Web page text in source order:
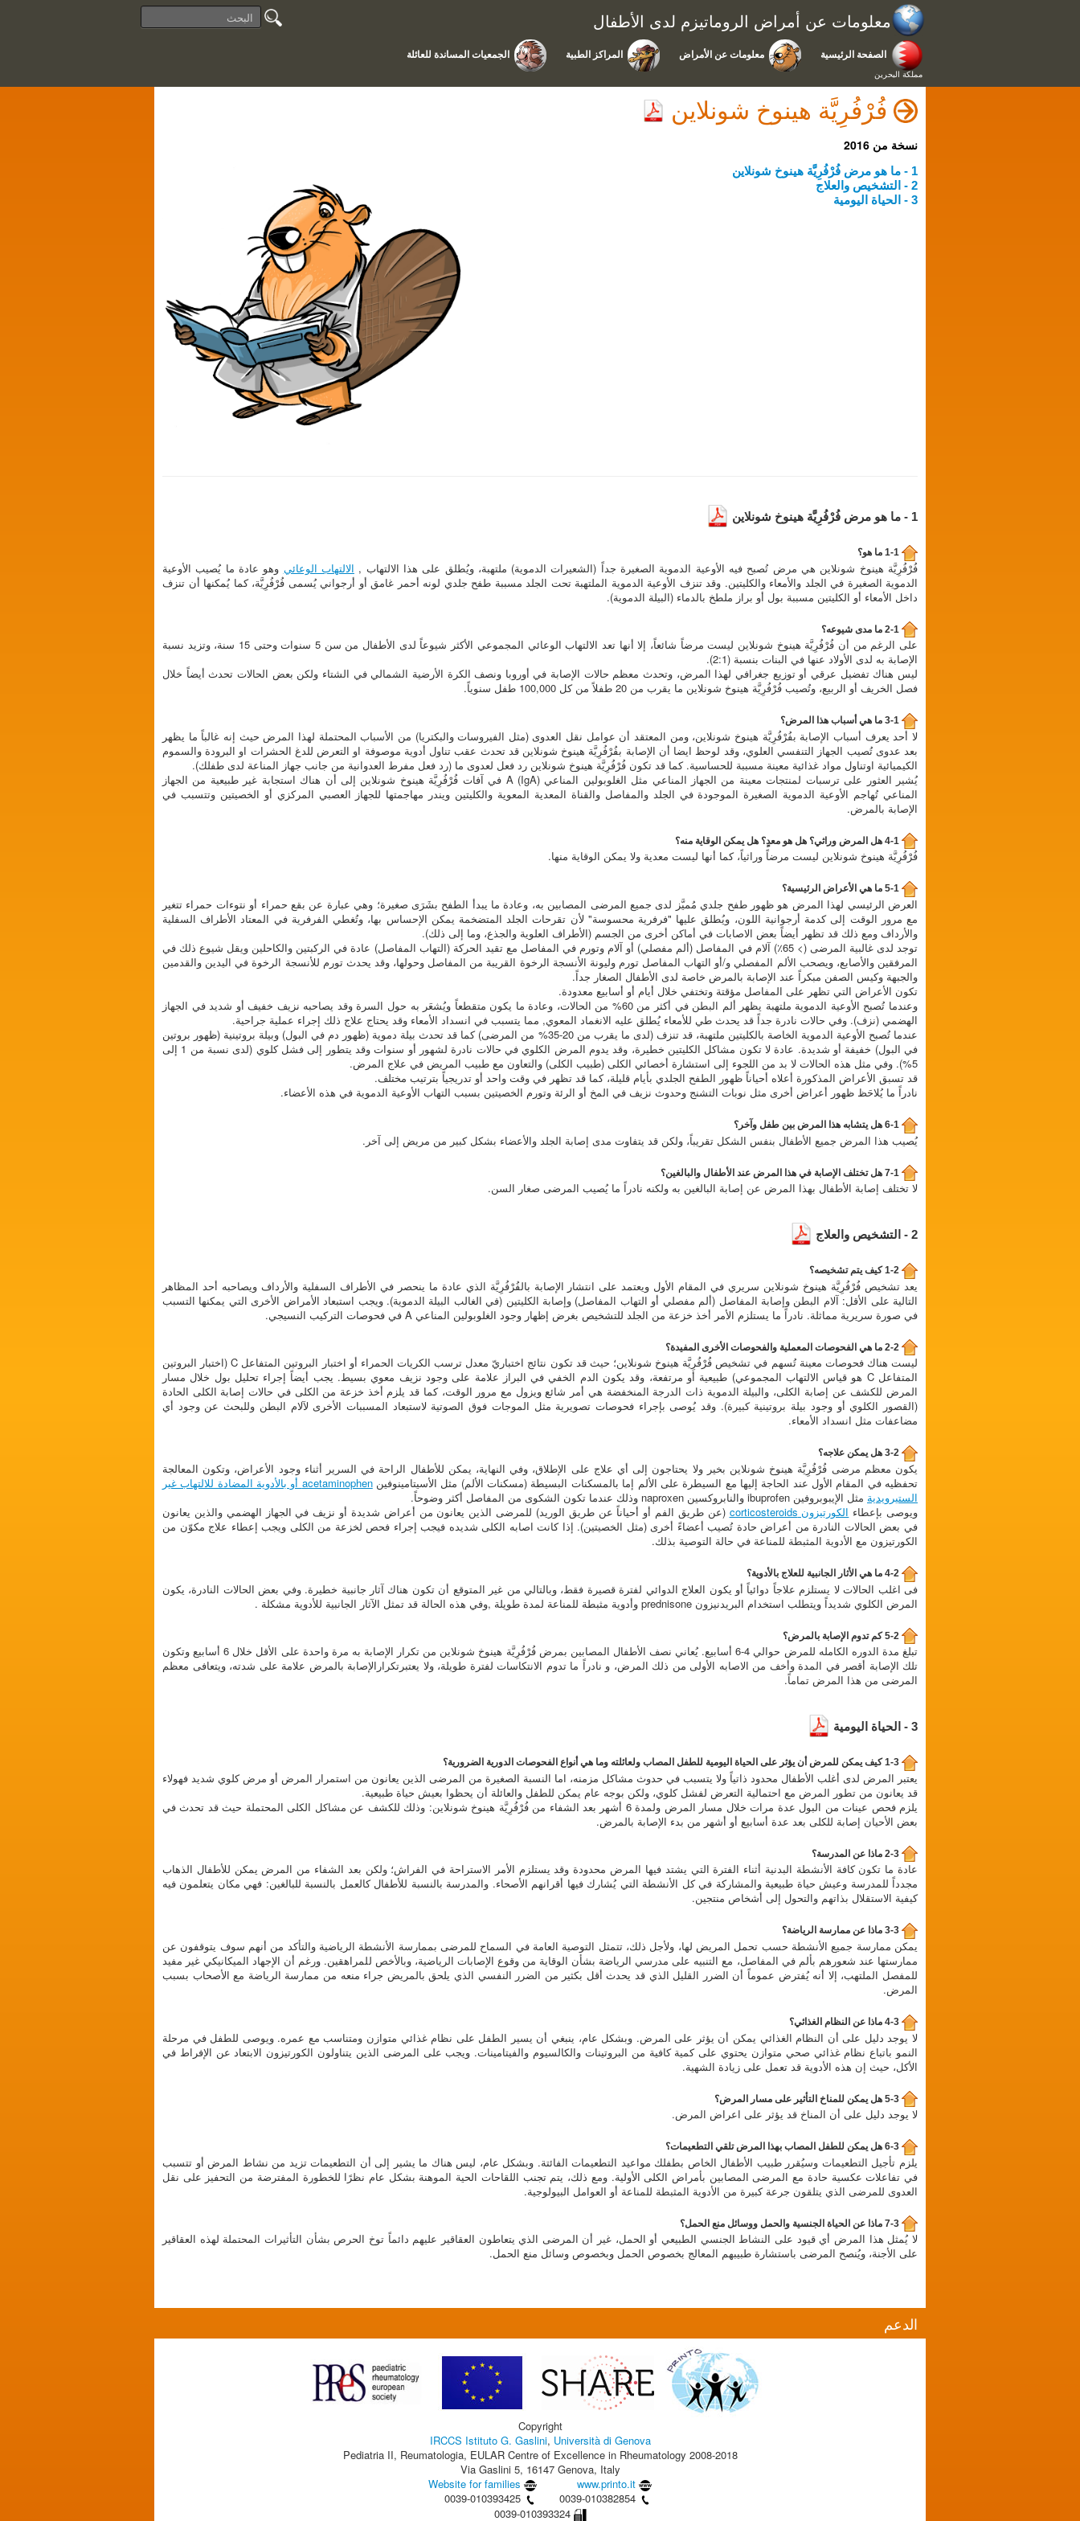
معلومات عن أمراض الروماتيزم لدى الأطفال
الصفحة الرئيسية
مملكة البحرين
معلومات عن الأمراض المراكز الطبية الجمعيات المساندة للعائلة
فُرْفُرِيَّة هينوخ شونلاين
نسخة من 2016
1 - ما هو مرض فُرْفُرِيَّة هينوخ شونلاين
2 - التشخيص والعلاج
3 - الحياة اليومية
1 - ما هو مرض فُرْفُرِيَّة هينوخ شونلاين
فُرْفُرِيَّة هينوخ شونلاين هي مرض تُصبح فيه الأوعية الدموية الصغيرة جداً (الشعيرات الدموية) ملتهبة، ويُطلق على هذا الالتهاب , الالتهاب الوعائي وهو عادة ما يُصيب الأوعية
الدموية الصغيرة في الجلد والأمعاء والكليتين. وقد تنزف الأوعية الدموية الملتهبة تحت الجلد مسببة طفح جلدي لونه أحمر غامق أو أرجواني يُسمى فُرْفُرِيَّة، كما يُمكنها أن تنزف
داخل الأمعاء أو الكليتين مسببة بول أو براز ملطخ بالدماء (البيلة الدموية).
على الرغم من أن فُرْفُرِيَّة هينوخ شونلاين ليست مرضاً شائعاً، إلا أنها تعد الالتهاب الوعائي المجموعي الأكثر شيوعاً لدى الأطفال من سن 5 سنوات وحتى 15 سنة، وتزيد نسبة
الإصابة به لدى الأولاد عنها في البنات بنسبة (2:1).
ليس هناك تفضيل عرقي أو توزيع جغرافي لهذا المرض، وتحدث معظم حالات الإصابة في أوروبا ونصف الكرة الأرضية الشمالي في الشتاء ولكن بعض الحالات تحدث أيضاً خلال
فصل الخريف أو الربيع، وتُصيب فُرْفُرِيَّة هينوخ شونلاين ما يقرب من 20 طفلاً من كل 100,000 طفل سنوياً.
لا أحد يعرف أسباب الإصابة بفُرْفُرِيَّة هينوخ شونلاين، ومن المعتقد أن عوامل نقل العدوى (مثل الفيروسات والبكتريا) من الأسباب المحتملة لهذا المرض حيث إنه غالباً ما يظهر
بعد عدوى تُصيب الجهاز التنفسي العلوي، وقد لوحظ ايضا أن الإصابة بفُرْفُرِيَّة هينوخ شونلاين قد تحدث عقب تناول أدوية موصوفة او التعرض للدغ الحشرات او البرودة والسموم
الكيميائية اوتناول مواد غذائية معينة مسببة للحساسية. كما قد تكون فُرْفُرِيَّة هينوخ شونلاين رد فعل لعدوى ما (رد فعل مفرط العدوانية من جانب جهاز المناعة لدى طفلك).
يُشير العثور على ترسبات لمنتجات معينة من الجهاز المناعي مثل الغلوبولين المناعي A (IgA) في آفات فُرْفُرِيَّة هينوخ شونلاين إلى أن هناك استجابة غير طبيعية من الجهاز
المناعي تُهاجم الأوعية الدموية الصغيرة الموجودة في الجلد والمفاصل والقناة المعدية المعوية والكليتين ويندر مهاجمتها للجهاز العصبي المركزي أو الخصيتين وتتسبب في
الإصابة بالمرض.
فُرْفُرِيَّة هينوخ شونلاين ليست مرضاً وراثياً، كما أنها ليست معدية ولا يمكن الوقاية منها.
العرض الرئيسي لهذا المرض هو ظهور طفح جلدي مُميَّز لدى جميع المرضى المصابين به، وعادة ما يبدأ الطفح بشَرَى صغيرة؛ وهي عبارة عن بقع حمراء أو نتوءات حمراء تتغير
مع مرور الوقت إلى كدمة أرجوانية اللون، ويُطلق عليها "فرفرية محسوسة" لأن تقرحات الجلد المتضخمة يمكن الإحساس بها، وتُغطي الفرفرية في المعتاد الأطراف السفلية
والأرداف ومع ذلك قد تظهر أيضاً بعض الاصابات في أماكن أخرى من الجسم (الأطراف العلوية والجذع، وما إلى ذلك).
توجد لدى غالبية المرضى (> 65٪) آلام في المفاصل (ألم مفصلي) أو آلام وتورم في المفاصل مع تقيد الحركة (التهاب المفاصل) عادة في الركبتين والكاحلين ويقل شيوع ذلك في
المرفقين والأصابع، ويصحب الألم المفصلي و/أو التهاب المفاصل تورم وليونة الأنسجة الرخوة القريبة من المفاصل وحولها، وقد يحدث تورم للأنسجة الرخوة في اليدين والقدمين
والجبهة وكيس الصفن مبكراً عند الإصابة بالمرض خاصة لدى الأطفال الصغار جداً.
تكون الأعراض التي تظهر على المفاصل مؤقتة وتختفي خلال أيام أو أسابيع معدودة.
وعندما تُصبح الأوعية الدموية ملتهبة يظهر ألم البطن في أكثر من 60% من الحالات، وعادة ما يكون متقطعاً ويُشعَر به حول السرة وقد يصاحبه نزيف خفيف أو شديد في الجهاز
الهضمي (نزف). وفي حالات نادرة جداً قد يحدث طي للأمعاء يُطلق عليه الانغماد المعوي, مما يتسبب في انسداد الأمعاء وقد يحتاج علاج ذلك إجراء عملية جراحية.
عندما تُصبح الأوعية الدموية الخاصة بالكليتين ملتهبة، قد تنزف (لدى ما يقرب من 20-35% من المرضى) كما قد تحدث بيلة دموية (ظهور دم في البول) وبيلة بروتينية (ظهور بروتين
في البول) خفيفة أو شديدة. عادة لا تكون مشاكل الكليتين خطيرة، وقد يدوم المرض الكلوي في حالات نادرة لشهور أو سنوات وقد يتطور إلى فشل كلوي (لدى نسبة من 1 إلى
5%). وفي مثل هذه الحالات لا بد من اللجوء إلى استشارة أخصائي الكلى (طبيب الكلى) والتعاون مع طبيب المريض في علاج المرض.
قد تسبق الأعراض المذكورة أعلاه أحياناً ظهور الطفح الجلدي بأيام قليلة، كما قد تظهر في وقت واحد أو تدريجياً بترتيب مختلف.
نادراً ما يُلاحَظ ظهور أعراض أخرى مثل نوبات التشنج وحدوث نزيف في المخ أو الرئة وتورم الخصيتين بسبب التهاب الأوعية الدموية في هذه الأعضاء.
يُصيب هذا المرض جميع الأطفال بنفس الشكل تقريباً، ولكن قد يتفاوت مدى إصابة الجلد والأعضاء بشكل كبير من مريض إلى آخر.
لا تختلف إصابة الأطفال بهذا المرض عن إصابة البالغين به ولكنه نادراً ما يُصيب المرضى صغار السن.
2 - التشخيص والعلاج
يعد تشخيص فُرْفُرِيَّة هينوخ شونلاين سريري في المقام الأول ويعتمد على انتشار الإصابة بالفُرْفُرِيَّة الذي عادة ما ينحصر في الأطراف السفلية والأرداف ويصاحبه أحد المظاهر
التالية على الأقل: آلام البطن وإصابة المفاصل (ألم مفصلي أو التهاب المفاصل) وإصابة الكليتين (في الغالب البيلة الدموية). ويجب استبعاد الأمراض الأخرى التي يمكنها التسبب
في صورة سريرية مماثلة. نادراً ما يستلزم الأمر أخذ خزعة من الجلد للتشخيص بغرض إظهار وجود الغلوبولين المناعي A في فحوصات التركيب النسيجي.
ليست هناك فحوصات معينة تُسهم في تشخيص فُرْفُرِيَّة هينوخ شونلاين؛ حيث قد تكون نتائج اختباريّ معدل ترسب الكريات الحمراء أو اختبار البروتين المتفاعل C (اختبار البروتين
المتفاعل C هو قياس الالتهاب المجموعي) طبيعية أو مرتفعة، وقد يكون الدم الخفي في البراز علامة على وجود نزيف معوي بسيط. يجب أيضاً إجراء تحليل بول خلال مسار
المرض للكشف عن إصابة الكلى، والبيلة الدموية ذات الدرجة المنخفضة هي أمر شائع ويزول مع مرور الوقت، كما قد يلزم أخذ خزعة من الكلى في حالات إصابة الكلى الحادة
(القصور الكلوي أو وجود بيلة بروتينية كبيرة). وقد يُوصى بإجراء فحوصات تصويرية مثل الموجات فوق الصوتية لاستبعاد المسببات الأخرى لآلام البطن وللبحث عن وجود أي
مضاعفات مثل انسداد الأمعاء.
يكون معظم مرضى فُرْفُرِيَّة هينوخ شونلاين بخير ولا يحتاجون إلى أي علاج على الإطلاق، وفي النهاية، يمكن للأطفال الراحة في السرير أثناء وجود الأعراض، وتكون المعالجة
تحفظيه في المقام الأول عند الحاجة إليها مع السيطرة على الألم إما بالمسكنات البسيطة (مسكنات الألم) مثل الأسيتامينوفين
acetaminophen أو بالأدوية المضادة للالتهاب غير
الستيرويدية مثل الإيبوبروفين ibuprofen والنابروكسين naproxen وذلك عندما تكون الشكوى من المفاصل أكثر وضوحاً.
ويوصى بإعطاء الكورتيزون corticosteroids
(عن طريق الفم أو أحياناً عن طريق الوريد) للمرضى الذين يعانون من أعراض شديدة أو نزيف في الجهاز الهضمي والذين يعانون
في بعض الحالات النادرة من أعراض حادة تُصيب أعضاءً أخرى (مثل الخصيتين). إذا كانت اصابه الكلى شديده فيجب إجراء فحص لخزعة من الكلى ويجب إعطاء علاج مكوّن من
الكورتيزون مع الأدوية المثبطة للمناعة في حالة التوصية بذلك.
فى اغلب الحالات لا يستلزم علاجاً دوائياً أو يكون العلاج الدوائي لفترة قصيرة فقط، وبالتالي من غير المتوقع أن تكون هناك آثار جانبية خطيرة. وفي بعض الحالات النادرة، يكون
المرض الكلوي شديداً ويتطلب استخدام البريدنيزون prednisone وأدوية مثبطة للمناعة لمدة طويلة ,وفي هذه الحالة قد تمثل الآثار الجانبية للأدوية مشكلة .
تبلغ مدة الدوره الكامله للمرض حوالي 4-6 أسابيع. يُعاني نصف الأطفال المصابين بمرض فُرْفُرِيَّة هينوخ شونلاين من تكرار الإصابة به مرة واحدة على الأقل خلال 6 أسابيع وتكون
تلك الإصابة أقصر في المدة وأخف من الاصابه الأولى من ذلك المرض، و نادراً ما تدوم الانتكاسات لفترة طويلة، ولا يعتبرتكرارالإصابة بالمرض علامة على شدته، ويتعافى معظم
المرضى من هذا المرض تماماً.
3 - الحياة اليومية
يعتبر المرض لدى أغلب الأطفال محدود ذاتياً ولا يتسبب في حدوث مشاكل مزمنه، اما النسبة الصغيرة من المرضى الذين يعانون من استمرار المرض أو مرض كلوي شديد فهولاء
قد يعانون من تطور المرض مع احتمالية التعرض لفشل كلوي، ولكن بوجه عام يمكن للطفل والعائلة أن يحظوا بعيش حياة طبيعية.
يلزم فحص عينات من البول عدة مرات خلال مسار المرض ولمدة 6 أشهر بعد الشفاء من فُرْفُرِيَّة هينوخ شونلاين: وذلك للكشف عن مشاكل الكلى المحتملة حيث قد تحدث في
بعض الأحيان إصابة للكلى بعد عدة أسابيع أو أشهر من بدء الإصابة بالمرض.
عادة ما تكون كافة الأنشطة البدنية أثناء الفترة التي يشتد فيها المرض محدودة وقد يستلزم الأمر الاستراحة في الفراش؛ ولكن بعد الشفاء من المرض يمكن للأطفال الذهاب
مجدداً للمدرسة وعيش حياة طبيعية والمشاركة في كل الأنشطة التي يُشارك فيها أقرانهم الأصحاء. والمدرسة بالنسبة للأطفال كالعمل بالنسبة للبالغين: فهي مكان يتعلمون فيه
كيفية الاستقلال بذاتهم والتحول إلى أشخاص منتجين.
يمكن ممارسة جميع الأنشطة حسب تحمل المريض لها، ولأجل ذلك، تتمثل التوصية العامة في السماح للمرضى بممارسة الأنشطة الرياضية والتأكد من أنهم سوف يتوقفون عن
ممارستها عند شعورهم بألم في المفاصل، مع التنبيه على مدرسي الرياضة بشأن الوقاية من وقوع الإصابات الرياضية، وبالأخص للمراهقين. ورغم أن الإجهاد الميكانيكي غير مفيد
للمفصل الملتهب، إلا أنه يُفترض عموماً أن الضرر القليل الذي قد يحدث أقل بكثير من الضرر النفسي الذي يلحق بالمريض جراء منعه من ممارسة الرياضة مع الأصحاب بسبب
المرض.
لا يوجد دليل على أن النظام الغذائي يمكن أن يؤثر على المرض. وبشكل عام، ينبغي أن يسير الطفل على نظام غذائي متوازن ومتناسب مع عمره. ويوصى للطفل في مرحلة
النمو باتباع نظام غذائي صحي متوازن يحتوي على كمية كافية من البروتينات والكالسيوم والفيتامينات. ويجب على المرضى الذين يتناولون الكورتيزون الابتعاد عن الإفراط في
الأكل، حيث إن هذه الأدوية قد تعمل على زيادة الشهية.
لا يوجد دليل على أن المناخ قد يؤثر على اعراض المرض.
يلزم تأجيل التطعيمات وسيُقرر طبيب الأطفال الخاص بطفلك مواعيد التطعيمات الفائتة. وبشكل عام، ليس هناك ما يشير إلى أن التطعيمات تزيد من نشاط المرض أو تتسبب
في تفاعلات عكسية حادة مع المرضى المصابين بأمراض الكلى الأولية. ومع ذلك، يتم تجنب اللقاحات الحية الموهنة بشكل عام نظرًا للخطورة المفترضة من التحفيز على نقل
العدوى للمرضى الذي يتلقون جرعة كبيرة من الأدوية المثبطة للمناعة أو العوامل البيولوجية.
لا يُمثل هذا المرض أي قيود على النشاط الجنسي الطبيعي أو الحمل، غير أن المرضى الذي يتعاطون العقاقير عليهم دائماً توخ الحرص بشأن التأثيرات المحتملة لهذه العقاقير
على الأجنة، ويُنصح المرضى باستشارة طبيبهم المعالج بخصوص الحمل وبخصوص وسائل منع الحمل.
الدعم
Copyright
IRCCS Istituto G. Gaslini, Università di Genova
Pediatria II, Reumatologia, EULAR Centre of Excellence in Rheumatology 2008-2018
Via Gaslini 5, 16147 Genova, Italy
www.printo.it
Website for families
0039-010393324